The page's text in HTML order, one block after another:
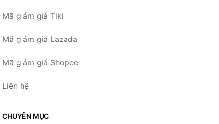
Mã giảm giá Tiki
Mã giảm giá Lazada
Mã giảm giá Shopee
Liên hệ
CHUYÊN MỤC